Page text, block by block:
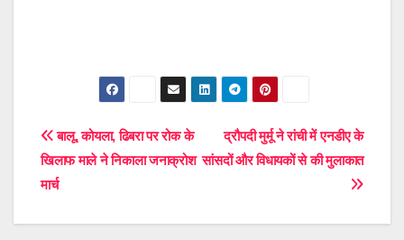
Post
navigation
द्रौपदी मुर्मू ने रांची में एनडीए के
सांसदों और विधायकों से की मुलाकात
बालू, कोयला, ढिबरा पर रोक के
खिलाफ माले ने निकाला जनाक्रोश
मार्च